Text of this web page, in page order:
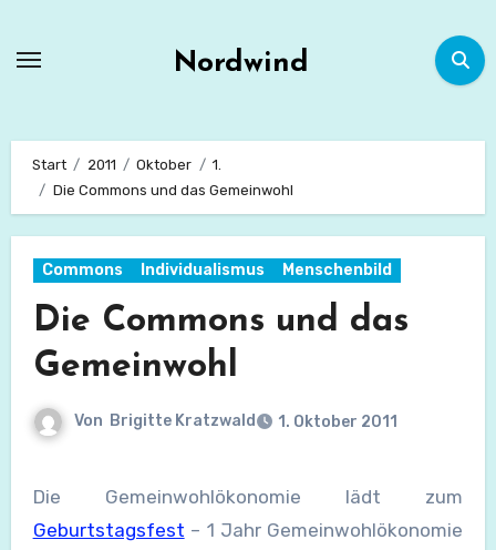
Nordwind
Start 2011 Oktober
1.
Die Commons und das Gemeinwohl
Commons Individualismus Menschenbild
Die Commons und das
Gemeinwohl
Von Brigitte Kratzwald 1. Oktober 2011
Die Gemeinwohlökonomie lädt zum
Geburtstagsfest – 1 Jahr Gemeinwohlökonomie